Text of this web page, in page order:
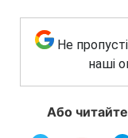
Не
наші
Або